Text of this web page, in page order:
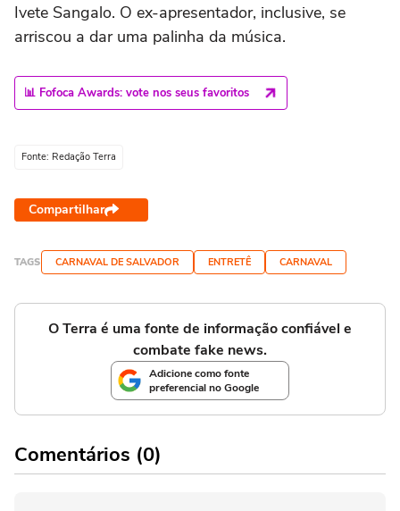
Ivete Sangalo. O ex-apresentador, inclusive, se
arriscou a dar uma palinha da música.
📊 Fofoca Awards: vote nos seus favoritos
Fonte: Redação Terra
Compartilhar
TAGS CARNAVAL DE SALVADOR ENTRETÊ CARNAVAL
O Terra é uma fonte de informação confiável e
combate fake news.
Adicione como fonte
preferencial no Google
Comentários (0)